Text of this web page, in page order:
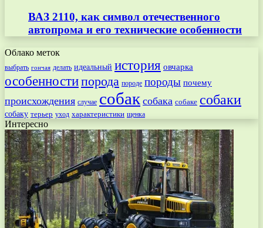
ВАЗ 2110, как символ отечественного
автопрома и его технические особенности
Облако меток
выбрать гончая делать идеальный история овчарка
особенностипорода породе породы почему
происхождения случае собак собака собаке собаки
собаку терьер уход характеристики щенка
Интересно